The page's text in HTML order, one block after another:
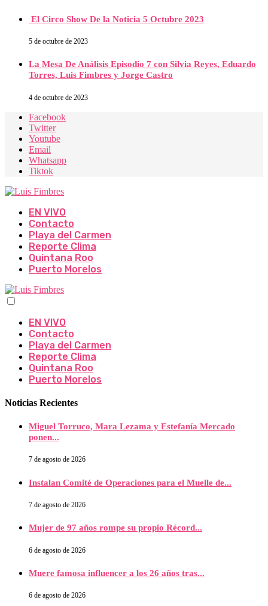
El Circo Show De la Noticia 5 Octubre 2023
5 de octubre de 2023
La Mesa De Análisis Episodio 7 con Silvia Reyes, Eduardo
Torres, Luis Fimbres y Jorge Castro
4 de octubre de 2023
Facebook
Twitter
Youtube
Email
Whatsapp
Tiktok
EN VIVO
Contacto
Playa del Carmen
Reporte Clima
Quintana Roo
Puerto Morelos
EN VIVO
Contacto
Playa del Carmen
Reporte Clima
Quintana Roo
Puerto Morelos
Noticias Recientes
Miguel Torruco, Mara Lezama y Estefanía Mercado
ponen...
7 de agosto de 2026
Instalan Comité de Operaciones para el Muelle de...
7 de agosto de 2026
Mujer de 97 años rompe su propio Récord...
6 de agosto de 2026
Muere famosa influencer a los 26 años tras...
6 de agosto de 2026